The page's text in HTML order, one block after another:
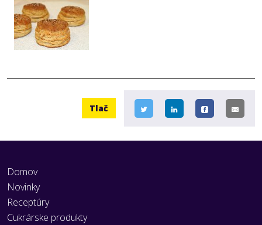
Tlač
Domov
Novinky
Receptúry
Cukrárske produkty